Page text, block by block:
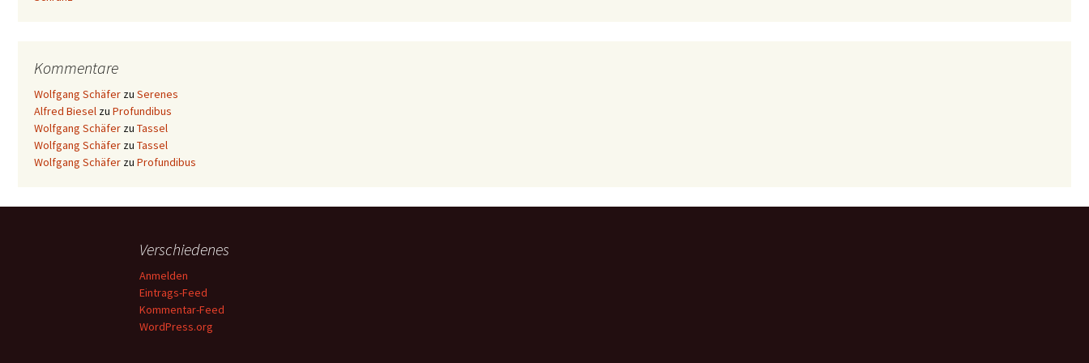
Kommentare
Wolfgang Schäfer zu Serenes
Alfred Biesel zu Profundibus
Wolfgang Schäfer zu Tassel
Wolfgang Schäfer zu Tassel
Wolfgang Schäfer zu Profundibus
Verschiedenes
Anmelden
Eintrags-Feed
Kommentar-Feed
WordPress.org